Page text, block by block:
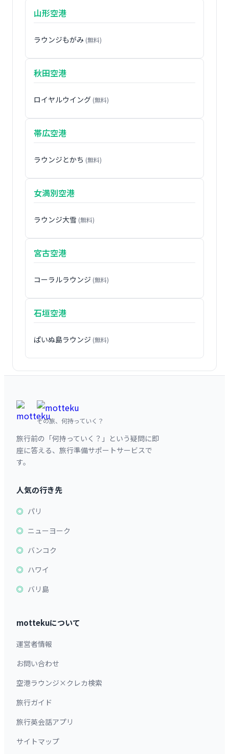
山形空港
ラウンジもがみ (無料)
秋田空港
ロイヤルウイング (無料)
帯広空港
ラウンジとかち (無料)
女満別空港
ラウンジ大雪 (無料)
宮古空港
コーラルラウンジ (無料)
石垣空港
ぱいぬ島ラウンジ (無料)
その旅、何持っていく？
旅行前の「何持っていく？」という疑問に即
座に答える、旅行準備サポートサービスで
す。
人気の行き先
パリ
ニューヨーク
バンコク
ハワイ
バリ島
mottekuについて
運営者情報
お問い合わせ
空港ラウンジ×クレカ検索
旅行ガイド
旅行英会話アプリ
サイトマップ